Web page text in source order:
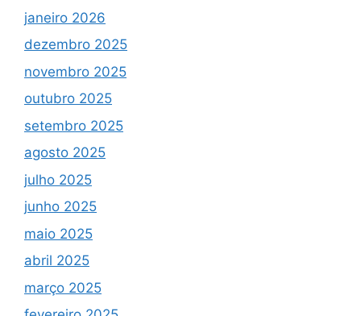
janeiro 2026
dezembro 2025
novembro 2025
outubro 2025
setembro 2025
agosto 2025
julho 2025
junho 2025
maio 2025
abril 2025
março 2025